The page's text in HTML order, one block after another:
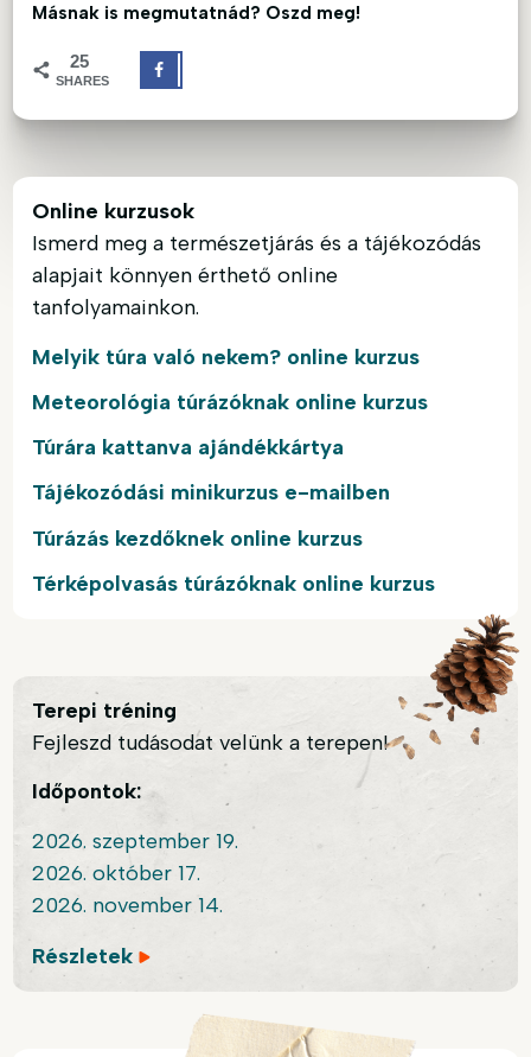
Másnak is megmutatnád? Oszd meg!
25
SHARES
Online kurzusok
Ismerd meg a természetjárás és a tájékozódás
alapjait könnyen érthető online
tanfolyamainkon.
Melyik túra való nekem? online kurzus
Meteorológia túrázóknak online kurzus
Túrára kattanva ajándékkártya
Tájékozódási minikurzus e-mailben
Túrázás kezdőknek online kurzus
Térképolvasás túrázóknak online kurzus
Terepi tréning
Fejleszd tudásodat velünk a terepen!
Időpontok:
2026. szeptember 19.
2026. október 17.
2026. november 14.
Részletek